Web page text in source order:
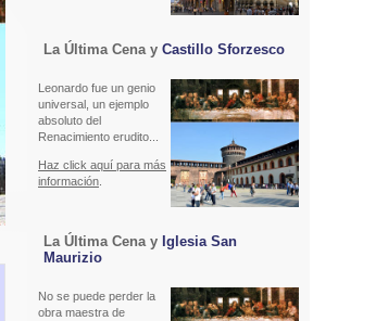
La Última Cena y Castillo Sforzesco
Leonardo fue un genio
universal, un ejemplo
absoluto del
Renacimiento erudito...
Haz click aquí para más
información
La Última Cena y Iglesia San
Maurizio
No se puede perder la
obra maestra de